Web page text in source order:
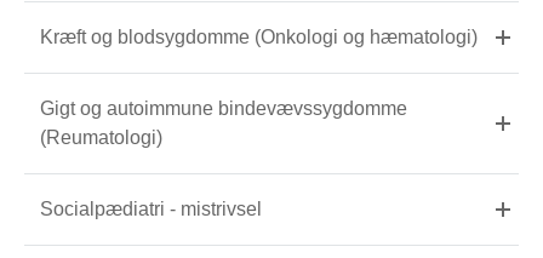
Kræft og blodsygdomme (Onkologi og hæmatologi)
Gigt og autoimmune bindevævssygdomme
(Reumatologi)
Socialpædiatri - mistrivsel